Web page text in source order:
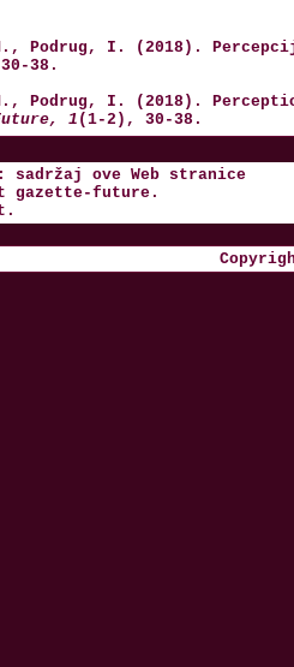
Podrug, I. (2018).
38.
Podrug, I. (2018).
1 (1-2), 30-38.
ove Web stranice
gazette-future .
.